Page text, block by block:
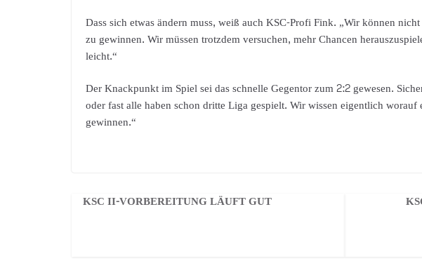
Dass sich etwas ändern muss, weiß auch KSC-Profi Fink. „Wir können
zu gewinnen. Wir müssen trotzdem versuchen, mehr Chancen
leicht.“
Der Knackpunkt im Spiel sei das schnelle Gegentor zum 2:2 gewesen.
oder fast alle haben schon dritte Liga gespielt. Wir wissen eigentlich
gewinnen.“
KSC II-VORBEREITUNG LÄUFT GUT